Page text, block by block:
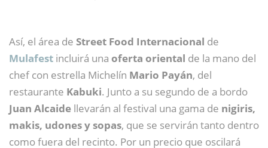
Así, el área de Street Food Internacional de
Mulafest incluirá una oferta oriental de la mano del
chef con estrella Michelín Mario Payán, del
restaurante Kabuki. Junto a su segundo de a bordo
Juan Alcaide llevarán al festival una gama de nigiris,
makis, udones y sopas, que se servirán tanto dentro
como fuera del recinto. Por un precio que oscilará